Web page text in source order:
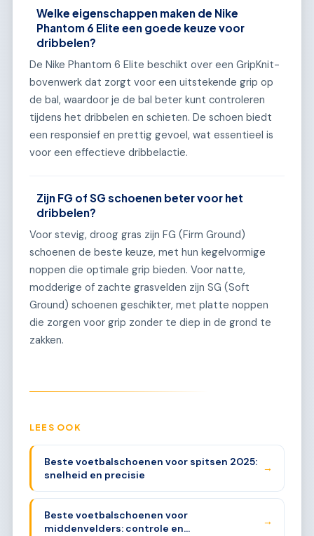
Welke eigenschappen maken de Nike
Phantom 6 Elite een goede keuze voor
dribbelen?
De Nike Phantom 6 Elite beschikt over een GripKnit-
bovenwerk dat zorgt voor een uitstekende grip op
de bal, waardoor je de bal beter kunt controleren
tijdens het dribbelen en schieten. De schoen biedt
een responsief en prettig gevoel, wat essentieel is
voor een effectieve dribbelactie.
Zijn FG of SG schoenen beter voor het
dribbelen?
Voor stevig, droog gras zijn FG (Firm Ground)
schoenen de beste keuze, met hun kegelvormige
noppen die optimale grip bieden. Voor natte,
modderige of zachte grasvelden zijn SG (Soft
Ground) schoenen geschikter, met platte noppen
die zorgen voor grip zonder te diep in de grond te
zakken.
LEES OOK
Beste voetbalschoenen voor spitsen 2025:
snelheid en precisie
→
Beste voetbalschoenen voor
middenvelders: controle en
→